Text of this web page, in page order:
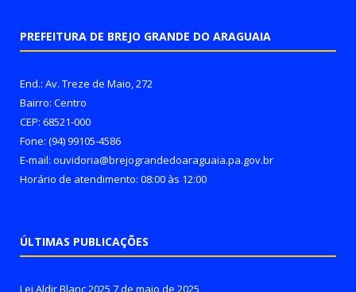
PREFEITURA DE BREJO GRANDE DO ARAGUAIA
End.: Av. Treze de Maio, 272
Bairro: Centro
CEP: 68521-000
Fone: (94) 99105-4586
E-mail: ouvidoria@brejograndedoaraguaia.pa.gov.br
Horário de atendimento: 08:00 às 12:00
ÚLTIMAS PUBLICAÇÕES
Lei Aldir Blanc 2025 7 de maio de 2025